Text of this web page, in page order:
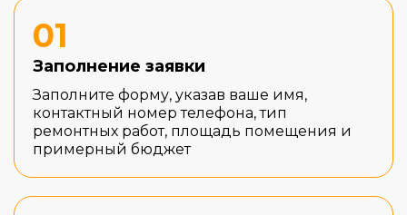
01
Заполнение заявки
Заполните форму, указав ваше имя,
контактный номер телефона, тип
ремонтных работ, площадь помещения и
примерный бюджет